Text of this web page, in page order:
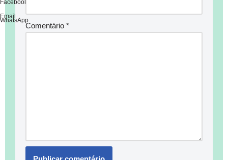
WhatsApp
Facebook
Email
Comentário *